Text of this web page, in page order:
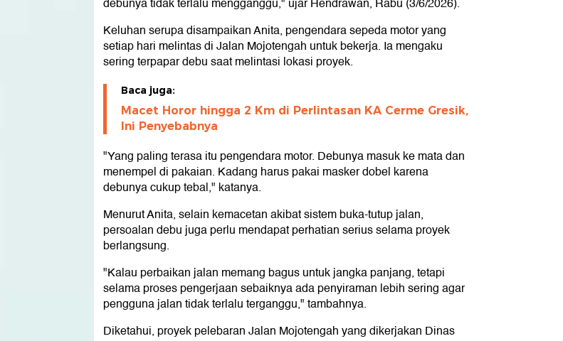
debunya tidak terlalu mengganggu," ujar Hendrawan, Rabu (3/6/2026).
Keluhan serupa disampaikan Anita, pengendara sepeda motor yang
setiap hari melintas di Jalan Mojotengah untuk bekerja. Ia mengaku
sering terpapar debu saat melintasi lokasi proyek.
Baca juga:
Macet Horor hingga 2 Km di Perlintasan KA Cerme Gresik,
Ini Penyebabnya
"Yang paling terasa itu pengendara motor. Debunya masuk ke mata dan
menempel di pakaian. Kadang harus pakai masker dobel karena
debunya cukup tebal," katanya.
Menurut Anita, selain kemacetan akibat sistem buka-tutup jalan,
persoalan debu juga perlu mendapat perhatian serius selama proyek
berlangsung.
"Kalau perbaikan jalan memang bagus untuk jangka panjang, tetapi
selama proses pengerjaan sebaiknya ada penyiraman lebih sering agar
pengguna jalan tidak terlalu terganggu," tambahnya.
Diketahui, proyek pelebaran Jalan Mojotengah yang dikerjakan Dinas